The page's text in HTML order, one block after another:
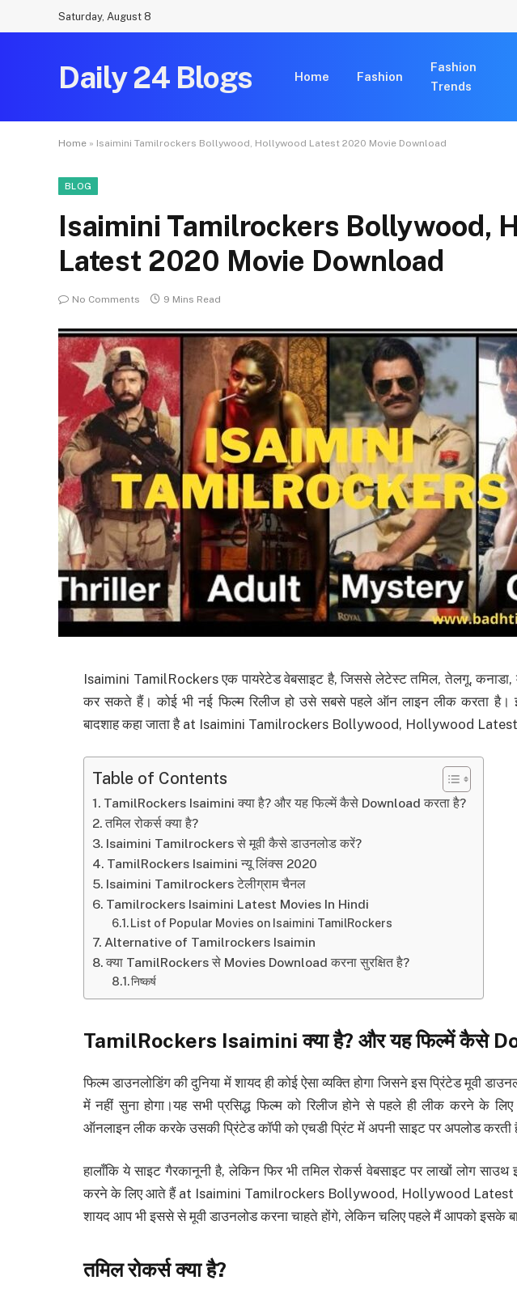
Saturday, August 8
Daily 24 Blogs Home Fashion
Fashion
Trends
Home » Isaimini Tamilrockers Bollywood, Hollywood Latest 2020 Movie Download
BLOG
Isaimini Tamilrockers Bollywood,
Latest 2020 Movie Download
No Comments 9 Mins Read
Isaimini TamilRockers एक पायरेटेड वेबसाइट है, जिससे लेटेस्ट तमिल, तेलगू, कनाडा,
कर सकते हैं। कोई भी नई फिल्म रिलीज हो उसे सबसे पहले ऑन लाइन लीक करता है।
बादशाह कहा जाता है at Isaimini Tamilrockers Bollywood, Hollywood
Table of Contents
TamilRockers Isaimini क्या है? और यह फिल्में कैसे Download करता है?
तमिल रोकर्स क्या है?
Isaimini Tamilrockers से मूवी कैसे डाउनलोड करें?
TamilRockers Isaimini न्यू लिंक्स 2020
Isaimini Tamilrockers टेलीग्राम चैनल
Tamilrockers Isaimini Latest Movies In Hindi
List of Popular Movies on Isaimini TamilRockers
Alternative of Tamilrockers Isaimin
क्या TamilRockers से Movies Download करना सुरक्षित है?
निष्कर्ष
TamilRockers Isaiminiक्या है? और यह फिल्में कैसे
फिल्म डाउनलोडिंग की दुनिया में शायद ही कोई ऐसा व्यक्ति होगा जिसने इस प्रिंटेड मूवी
में नहीं सुना होगा।यह सभी प्रसिद्ध फिल्म को रिलीज होने से पहले ही लीक करने के
ऑनलाइन लीक करके उसकी प्रिंटेड कॉपी को एचडी प्रिंट में अपनी साइट पर अपलोड करती
हालाँकि ये साइट गैरकानूनी है, लेकिन फिर भी तमिल रोकर्स वेबसाइट पर लाखों लोग साउथ
करने के लिए आते हैं at Isaimini Tamilrockers Bollywood, Hollywood
शायद आप भी इससे से मूवी डाउनलोड करना चाहते होंगे, लेकिन चलिए पहले मैं आपको इसके
तमिल रोकर्स क्या है?